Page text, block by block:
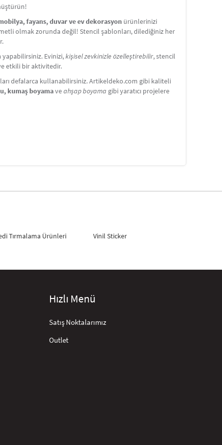
fayans, duvar ve ev dekorasyon ürünlerinizi
olmak zorunda değil! Stencil şablonları, dilediğiniz her
Evinizi,kişisel zevkinizle özelleştirebilir, stencil
etkili bir aktivitedir.
defalarca kullanabilirsiniz. Artikeldeko.com gibi kaliteli
kumaş boyamaveahşap boyama gibi yaratıcı projelere
Tırmalama Ürünleri Vinil Sticker
Hızlı Menü
Satış Noktalarımız
Outlet